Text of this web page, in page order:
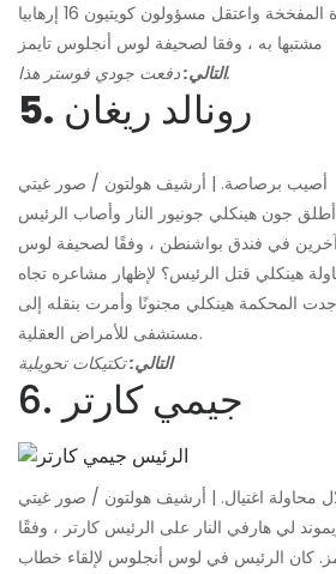
عثرت الشرطة على السيارة المفخخة واعتقل مسؤولون كويتيون 16 إرهابيا
مشتبها به ، وفقا لصحيفة لوس أنجلوس تايمز
التالي:دفعت جودي فوستر هذا.
5. رونالد ريغان
أصيب برصاصة. | أرشيف هولتون / صور غيتي
30 مارس 1981 ، أطلق جون هينكلي جونيور النار وأصاب الرئيس
في فندق بواشنطن ، وفقًا لصحيفة لوس
هينكلي قتل الرئيس؟ لإظهار مشاعره تجاه
المحكمة هينكلي مجنونًا وأمرت بنقله إلى
مستشفى للأمراض العقلية.
التالي:تكتيكات تحويلية
6. جيمي كارتر
محاولة اغتيال. | أرشيف هولتون / صور غيتي
، أطلق ريموند لي هارفي النار على الرئيس كارتر ، وفقًا
كان الرئيس في لوس أنجلوس لإلقاء خطاب